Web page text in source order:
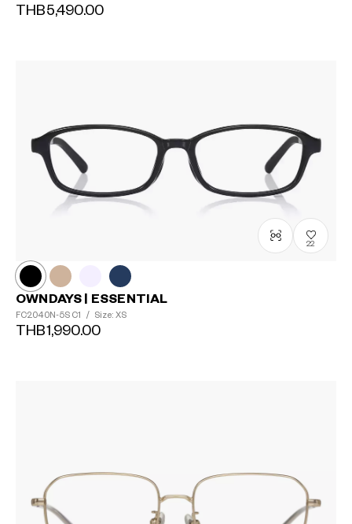
THB5,490.00
22
OWNDAYS | ESSENTIAL
FC2040N-5S C1 / Size: XS
THB1,990.00